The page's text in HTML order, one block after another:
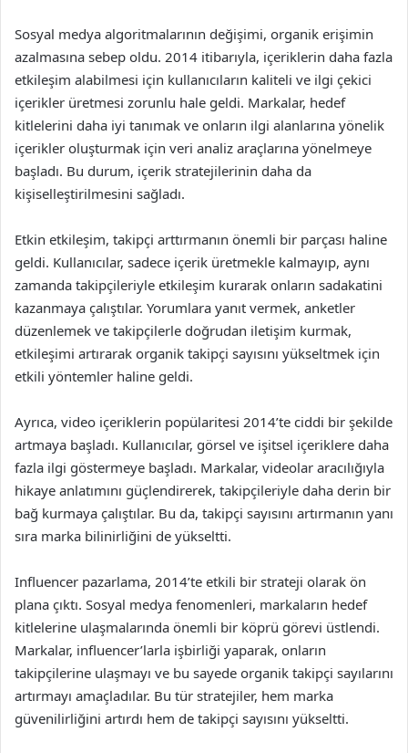
Sosyal medya algoritmalarının değişimi, organik erişimin
azalmasına sebep oldu. 2014 itibarıyla, içeriklerin daha fazla
etkileşim alabilmesi için kullanıcıların kaliteli ve ilgi çekici
içerikler üretmesi zorunlu hale geldi. Markalar, hedef
kitlelerini daha iyi tanımak ve onların ilgi alanlarına yönelik
içerikler oluşturmak için veri analiz araçlarına yönelmeye
başladı. Bu durum, içerik stratejilerinin daha da
kişiselleştirilmesini sağladı.
Etkin etkileşim, takipçi arttırmanın önemli bir parçası haline
geldi. Kullanıcılar, sadece içerik üretmekle kalmayıp, aynı
zamanda takipçileriyle etkileşim kurarak onların sadakatini
kazanmaya çalıştılar. Yorumlara yanıt vermek, anketler
düzenlemek ve takipçilerle doğrudan iletişim kurmak,
etkileşimi artırarak organik takipçi sayısını yükseltmek için
etkili yöntemler haline geldi.
Ayrıca, video içeriklerin popülaritesi 2014’te ciddi bir şekilde
artmaya başladı. Kullanıcılar, görsel ve işitsel içeriklere daha
fazla ilgi göstermeye başladı. Markalar, videolar aracılığıyla
hikaye anlatımını güçlendirerek, takipçileriyle daha derin bir
bağ kurmaya çalıştılar. Bu da, takipçi sayısını artırmanın yanı
sıra marka bilinirliğini de yükseltti.
Influencer pazarlama, 2014’te etkili bir strateji olarak ön
plana çıktı. Sosyal medya fenomenleri, markaların hedef
kitlelerine ulaşmalarında önemli bir köprü görevi üstlendi.
Markalar, influencer’larla işbirliği yaparak, onların
takipçilerine ulaşmayı ve bu sayede organik takipçi sayılarını
artırmayı amaçladılar. Bu tür stratejiler, hem marka
güvenilirliğini artırdı hem de takipçi sayısını yükseltti.